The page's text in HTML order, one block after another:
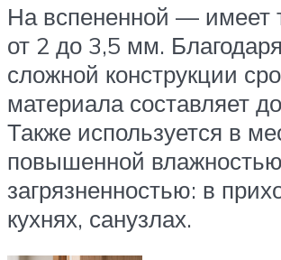
На вспененной — имеет
от 2 до 3,5 мм.
сложной конструкции
материала составляет
Также используется в
повышенной
загрязненностью: в
кухнях, санузлах.